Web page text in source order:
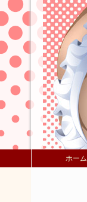
ホーム